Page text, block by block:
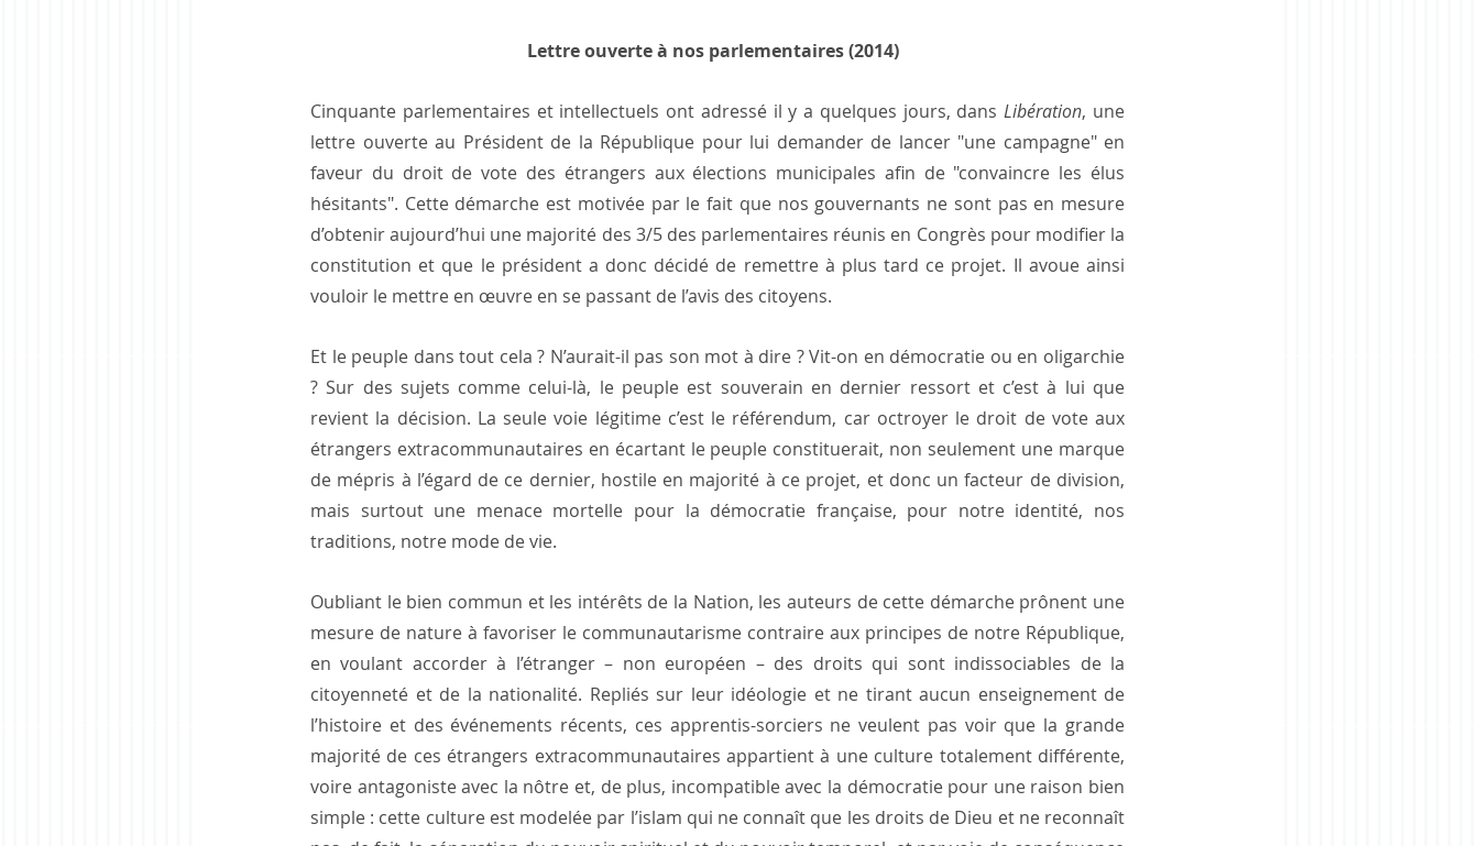
Lettre ouverte à nos parlementaires (2014)
Cinquante parlementaires et intellectuels ont adressé il y a quelques jours, dans Libération, une
lettre ouverte au Président de la République pour lui demander de lancer "une campagne" en
faveur du droit de vote des étrangers aux élections municipales afin de "convaincre les élus
hésitants". Cette démarche est motivée par le fait que nos gouvernants ne sont pas en mesure
d’obtenir aujourd’hui une majorité des 3/5 des parlementaires réunis en Congrès pour modifier la
constitution et que le président a donc décidé de remettre à plus tard ce projet. Il avoue ainsi
vouloir le mettre en œuvre en se passant de l’avis des citoyens.
Et le peuple dans tout cela ? N’aurait-il pas son mot à dire ? Vit-on en démocratie ou en oligarchie
? Sur des sujets comme celui-là, le peuple est souverain en dernier ressort et c’est à lui que
revient la décision. La seule voie légitime c’est le référendum, car octroyer le droit de vote aux
étrangers extracommunautaires en écartant le peuple constituerait, non seulement une marque
de mépris à l’égard de ce dernier, hostile en majorité à ce projet, et donc un facteur de division,
mais surtout une menace mortelle pour la démocratie française, pour notre identité, nos
traditions, notre mode de vie.
Oubliant le bien commun et les intérêts de la Nation, les auteurs de cette démarche prônent une
mesure de nature à favoriser le communautarisme contraire aux principes de notre République,
en voulant accorder à l’étranger – non européen – des droits qui sont indissociables de la
citoyenneté et de la nationalité. Repliés sur leur idéologie et ne tirant aucun enseignement de
l’histoire et des événements récents, ces apprentis-sorciers ne veulent pas voir que la grande
majorité de ces étrangers extracommunautaires appartient à une culture totalement différente,
voire antagoniste avec la nôtre et, de plus, incompatible avec la démocratie pour une raison bien
simple : cette culture est modelée par l’islam qui ne connaît que les droits de Dieu et ne reconnaît